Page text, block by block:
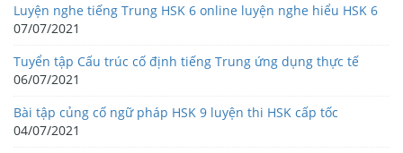
Luyện nghe tiếng Trung HSK 6 online luyện nghe hiểu HSK 6
07/07/2021
Tuyển tập Cấu trúc cố định tiếng Trung ứng dụng thực tế
06/07/2021
Bài tập củng cố ngữ pháp HSK 9 luyện thi HSK cấp tốc
04/07/2021